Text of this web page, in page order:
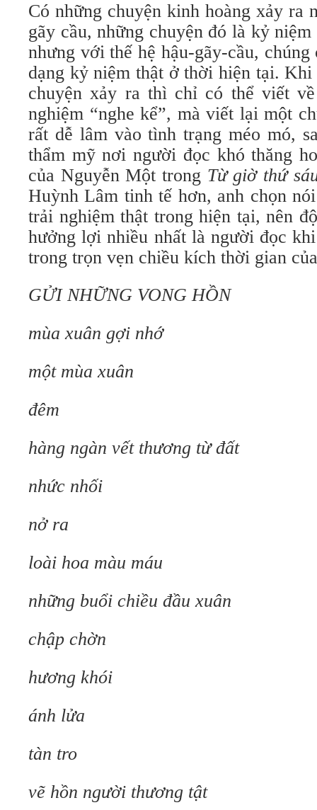
Có những chuyện kinh hoàng xảy ra
gãy cầu, những chuyện đó là kỷ
nhưng với thế hệ hậu-gãy-cầu,
dạng kỷ niệm thật ở thời hiện tại.
chuyện xảy ra thì chỉ có thể viết
nghiệm “nghe kể”, mà viết lại một
rất dễ lâm vào tình trạng méo mó,
thẩm mỹ nơi người đọc khó thăng
của Nguyễn Một trong Từ giờ thứ
Huỳnh Lâm tinh tế hơn, anh chọn
trải nghiệm thật trong hiện tại, nên
hưởng lợi nhiều nhất là người đọc
trong trọn vẹn chiều kích thời gian
GỬI NHỮNG VONG HỒN
mùa xuân gợi nhớ
một mùa xuân
đêm
hàng ngàn vết thương từ đất
nhức nhối
nở ra
loài hoa màu máu
những buổi chiều đầu xuân
chập chờn
hương khói
ánh lửa
tàn tro
vẽ hồn người thương tật